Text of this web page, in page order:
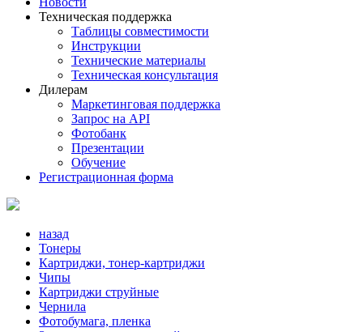
Техническая поддержка
Таблицы совместимости
Инструкции
Технические материалы
Техническая консультация
Дилерам
Маркетинговая поддержка
Запрос на API
Фотобанк
Презентации
Обучение
Регистрационная форма
назад
Тонеры
Картриджи, тонер-картриджи
Чипы
Картриджи струйные
Чернила
Фотобумага, пленка